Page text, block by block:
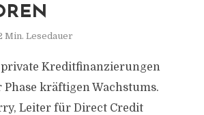
rund um Dresden
Min. Lesedauer
Kreditfinanzierungen
Phase kräftigen Wachstums.
Leiter für Direct Credit